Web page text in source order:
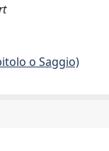
o Saggio)